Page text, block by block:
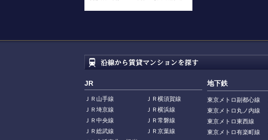
JR
ＪＲ山手線
ＪＲ横須賀線
ＪＲ埼京線
ＪＲ横浜線
ＪＲ中央線
ＪＲ常磐線
ＪＲ総武線
ＪＲ京葉線
地下鉄
東京メトロ副都心線
東京メトロ丸ノ内線
東京メトロ東西線
東京メトロ有楽町線